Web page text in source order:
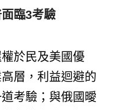
臨3考驗
於民及美國優
層，利益迴避的
考驗；與俄國曖